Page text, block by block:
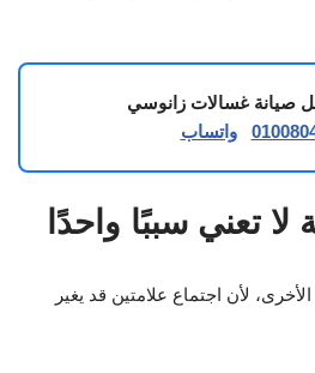
صيانة غسالات زانوسي
واتساب
تعني سببًا واحدًا
لأن اجتماع علامتين قد يغير